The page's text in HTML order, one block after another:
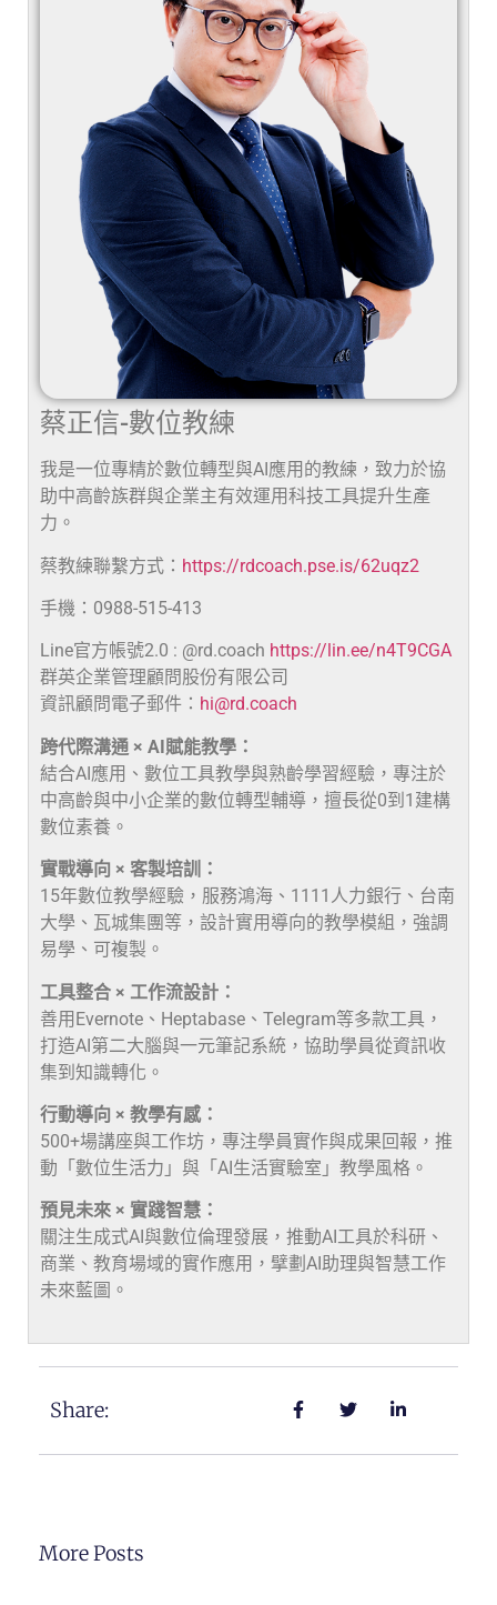
蔡正信-數位教練
我是一位專精於數位轉型與AI應用的教練，致力於協
助中高齡族群與企業主有效運用科技工具提升生產
力。
蔡教練聯繫方式： https://rdcoach.pse.is/62uqz2
手機：0988-515-413
Line官方帳號2.0 : @rd.coach https://lin.ee/n4T9CGA
群英企業管理顧問股份有限公司
資訊顧問電子郵件： hi@rd.coach
跨代際溝通 × AI賦能教學：
結合AI應用、數位工具教學與熟齡學習經驗，專注於
中高齡與中小企業的數位轉型輔導，擅長從0到1建構
數位素養。
實戰導向 × 客製培訓：
15年數位教學經驗，服務鴻海、1111人力銀行、台南
大學、瓦城集團等，設計實用導向的教學模組，強調
易學、可複製。
工具整合 × 工作流設計：
善用Evernote、Heptabase、Telegram等多款工具，
打造AI第二大腦與一元筆記系統，協助學員從資訊收
集到知識轉化。
行動導向 × 教學有感：
500+場講座與工作坊，專注學員實作與成果回報，推
動「數位生活力」與「AI生活實驗室」教學風格。
預見未來 × 實踐智慧：
關注生成式AI與數位倫理發展，推動AI工具於科研、
商業、教育場域的實作應用，擘劃AI助理與智慧工作
未來藍圖。
Share:
More Posts